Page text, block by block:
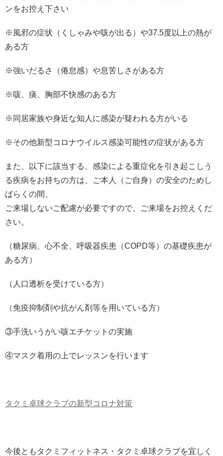
ンをお控え下さい
※風邪の症状（くしゃみや咳が出る）や37.5度以上の熱が
ある方
※強いだるさ（倦怠感）や息苦しさがある方
※咳、痰、胸部不快感のある方
※同居家族や身近な知人に感染が疑われる方がいる
※その他新型コロナウイルス感染可能性の症状がある方
また、以下に該当する、感染による重症化を引き起こしう
る疾病をお持ちの方は、ご本人（ご自身）の安全のためし
ばらくの間、
ご来場しないご配慮が必要ですので、ご来場をお控えくだ
さい。
（糖尿病、心不全、呼吸器疾患（COPD等）の基礎疾患が
ある方）
（人口透析を受けている方）
（免疫抑制剤や抗がん剤等を用いている方）
③手洗いうがい咳エチケットの実施
④マスク着用の上でレッスンを行います
タクミ卓球クラブの新型コロナ対策
今後ともタクミフィットネス・タクミ卓球クラブを宜しく